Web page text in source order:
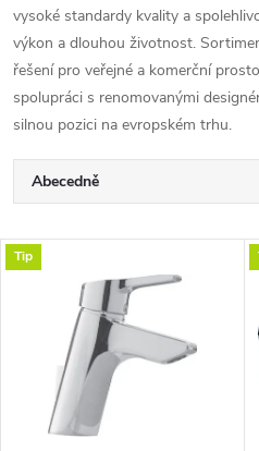
vysoké standardy kvality a
výkon a dlouhou životnost.
řešení pro veřejné a komerční
spolupráci s renomovanými
silnou pozici na evropském trhu.
Ř
a
Abecedně
Nejdražší
Nejprodávanější
V
Tip